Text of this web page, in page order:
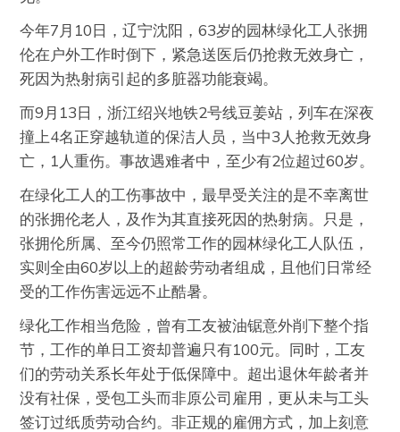
今年7月10日，辽宁沈阳，63岁的园林绿化工人张拥
伦在户外工作时倒下，紧急送医后仍抢救无效身亡，
死因为热射病引起的多脏器功能衰竭。
而9月13日，浙江绍兴地铁2号线豆姜站，列车在深夜
撞上4名正穿越轨道的保洁人员，当中3人抢救无效身
亡，1人重伤。事故遇难者中，至少有2位超过60岁。
在绿化工人的工伤事故中，最早受关注的是不幸离世
的张拥伦老人，及作为其直接死因的热射病。只是，
张拥伦所属、至今仍照常工作的园林绿化工人队伍，
实则全由60岁以上的超龄劳动者组成，且他们日常经
受的工作伤害远远不止酷暑。
绿化工作相当危险，曾有工友被油锯意外削下整个指
节，工作的单日工资却普遍只有100元。同时，工友
们的劳动关系长年处于低保障中。超出退休年龄者并
没有社保，受包工头而非原公司雇用，更从未与工头
签订过纸质劳动合约。非正规的雇佣方式，加上刻意